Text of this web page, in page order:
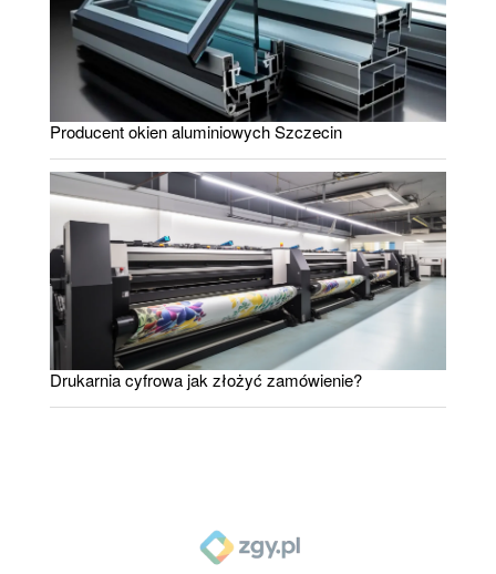
Producent okien aluminiowych Szczecin
Drukarnia cyfrowa jak złożyć zamówienie?